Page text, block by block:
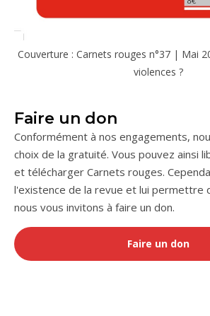
Couverture : Carnets rouges n°37 | Mai
violences ?
Faire un don
Conformément à nos engagements,
choix de la gratuité. Vous pouvez ainsi
et télécharger Carnets rouges.
l'existence de la revue et lui permettre
nous vous invitons à faire un don.
Faire un don